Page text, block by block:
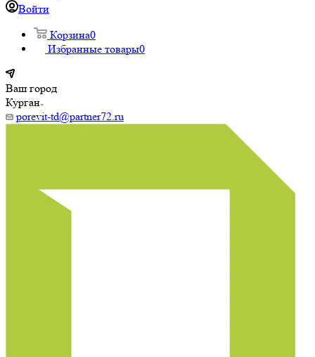
Войти
Корзина0
Избранные товары0
Ваш город
Курган
porevit-td@partner72.ru